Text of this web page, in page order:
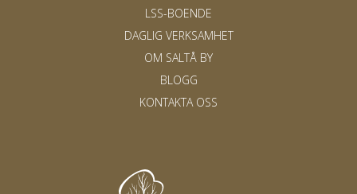
LSS-BOENDE
DAGLIG VERKSAMHET
OM SALTÅ BY
BLOGG
KONTAKTA OSS